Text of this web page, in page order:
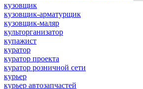
кузовщик
кузовщик-арматурщик
кузовщик-маляр
культорганизатор
купажист
куратор
куратор проекта
куратор розничной сети
курьер
курьер автозапчастей